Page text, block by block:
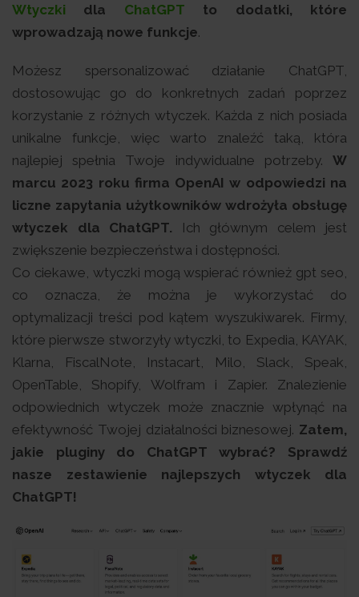
Wtyczki dla ChatGPT to dodatki, które
wprowadzają nowe funkcje.
Możesz spersonalizować działanie ChatGPT,
dostosowując go do konkretnych zadań poprzez
korzystanie z różnych wtyczek. Każda z nich posiada
unikalne funkcje, więc warto znaleźć taką, która
najlepiej spełnia Twoje indywidualne potrzeby. W
marcu 2023 roku firma OpenAI w odpowiedzi na
liczne zapytania użytkowników wdrożyła obsługę
wtyczek dla ChatGPT. Ich głównym celem jest
zwiększenie bezpieczeństwa i dostępności.
Co ciekawe, wtyczki mogą wspierać również gpt seo,
co oznacza, że można je wykorzystać do
optymalizacji treści pod kątem wyszukiwarek. Firmy,
które pierwsze stworzyły wtyczki, to Expedia, KAYAK,
Klarna, FiscalNote, Instacart, Milo, Slack, Speak,
OpenTable, Shopify, Wolfram i Zapier. Znalezienie
odpowiednich wtyczek może znacznie wpłynąć na
efektywność Twojej działalności biznesowej. Zatem,
jakie pluginy do ChatGPT wybrać? Sprawdź
nasze zestawienie najlepszych wtyczek dla
ChatGPT!